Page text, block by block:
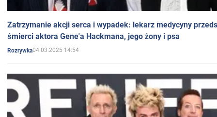
Zatrzymanie akcji serca i wypadek: lekarz medycyny
śmierci aktora Gene'a Hackmana, jego żony i psa
Rozrywka04.03.2025 14:54